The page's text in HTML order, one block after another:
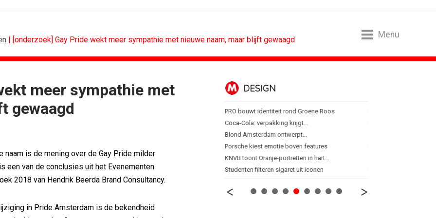
| [onderzoek] Gay Pride wekt meer sympathie met nieuwe naam, maar blijft gewaagd
Menu
meer sympathie met
gewaagd
naam is de mening over de Gay Pride milder
een van de conclusies uit het Evenementen
2018 van Hendrik Beerda Brand Consultancy.
in Pride Amsterdam is de bekendheid
Lee...
leidend
over
CONTENTMARKETING
Substack breidt uit in Nederland met...
WWF en CPNB introduceren Groene...
DESIGN
PRO bouwt identiteit rond Groene Roos
Coca-Cola: verpakking krijgt...
Blond Amsterdam ontwerpt...
Porsche kiest emotie boven features
KNVB toont Oranje-portretten in hart...
Studenten filteren sigaret uit iconen